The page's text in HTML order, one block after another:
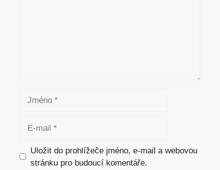
Uložit do prohlížeče jméno, e-mail a webovou
stránku pro budoucí komentáře.